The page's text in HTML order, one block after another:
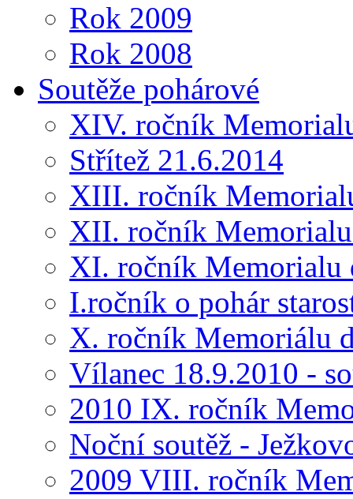
Rok 2009
Rok 2008
Soutěže pohárové
XIV. ročník
Střítež 21.6.2014
XIII. ročník
XII. ročník
XI. ročník Memorialu
I.ročník o pohár
X. ročník Memoriálu
Vílanec 18.9.2010 -
2010 IX. ročník
Noční soutěž -
2009 VIII. ročník